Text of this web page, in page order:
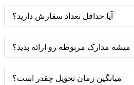
آیا حداقل تعداد سفارش دارید؟
میشه مدارک مربوطه رو ارائه بدید؟
میانگین زمان تحویل چقدر است؟